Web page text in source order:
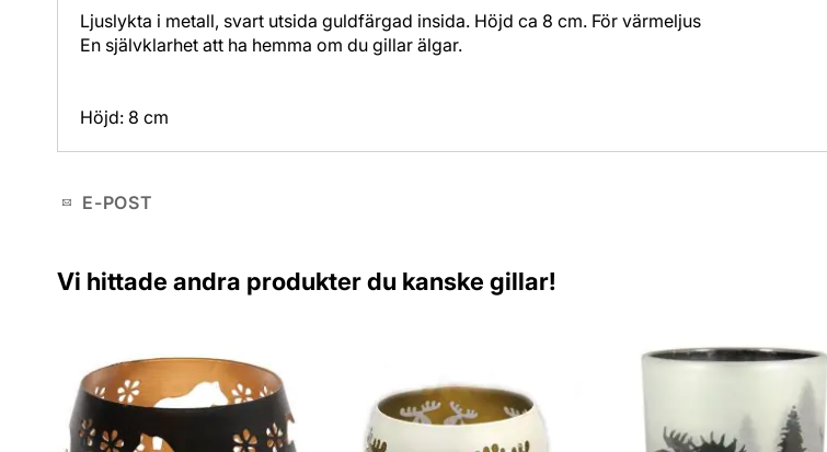
bildgalleriet
Ljuslykta i metall, svart utsida guldfärgad insida. Höjd ca 8 cm. För värmeljus
En självklarhet att ha hemma om du gillar älgar.
Höjd: 8 cm
E-POST
Vi hittade andra produkter du kanske gillar!